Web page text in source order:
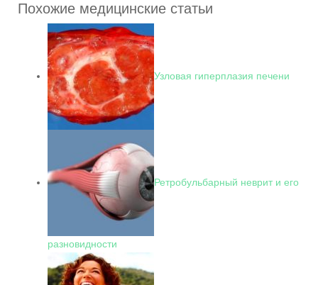
Похожие медицинские статьи
Узловая гиперплазия печени
Ретробульбарный неврит и его
разновидности